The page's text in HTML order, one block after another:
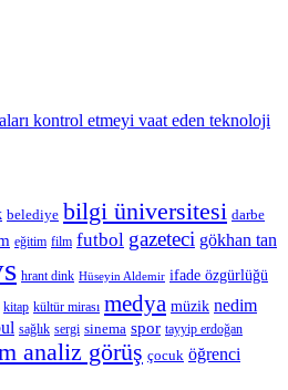
kontrol etmeyi vaat eden teknoloji
belediye bilgi üniversitesi darbe
eğitim film futbol gazeteci gökhan tan
hrant dink Hüseyin Aldemir ifade özgürlüğü
kitap kültür mirası medya müzik nedim
sağlık sergi sinema spor tayyip erdoğan
analiz görüş çocuk öğrenci